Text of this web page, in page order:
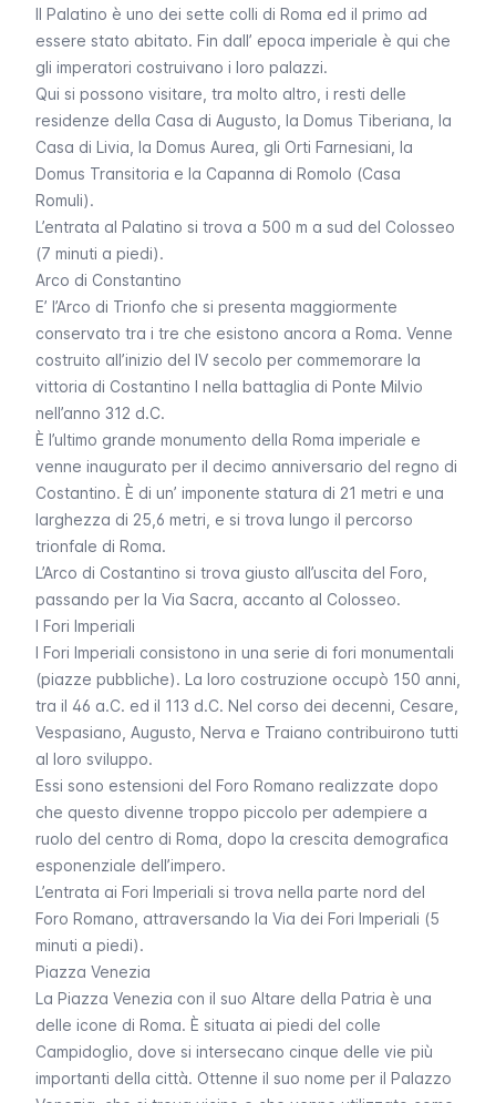
Il Palatino è uno dei sette colli di Roma ed il primo ad
essere stato abitato. Fin dall’ epoca imperiale è qui che
gli imperatori costruivano i loro palazzi.
Qui si possono visitare, tra molto altro, i resti delle
residenze della Casa di Augusto, la Domus Tiberiana, la
Casa di Livia, la Domus Aurea, gli Orti Farnesiani, la
Domus Transitoria e la Capanna di Romolo (Casa
Romuli).
L’entrata al Palatino si trova a 500 m a sud del Colosseo
(7 minuti a piedi).
Arco di Constantino
E’ l’Arco di Trionfo che si presenta maggiormente
conservato tra i tre che esistono ancora a Roma. Venne
costruito all’inizio del IV secolo per commemorare la
vittoria di Costantino I nella battaglia di Ponte Milvio
nell’anno 312 d.C.
È l’ultimo grande monumento della Roma imperiale e
venne inaugurato per il decimo anniversario del regno di
Costantino. È di un’ imponente statura di 21 metri e una
larghezza di 25,6 metri, e si trova lungo il percorso
trionfale di Roma.
L’Arco di Costantino si trova giusto all’uscita del Foro,
passando per la Via Sacra, accanto al Colosseo.
I Fori Imperiali
I Fori Imperiali consistono in una serie di fori monumentali
(piazze pubbliche). La loro costruzione occupò 150 anni,
tra il 46 a.C. ed il 113 d.C. Nel corso dei decenni, Cesare,
Vespasiano, Augusto, Nerva e Traiano contribuirono tutti
al loro sviluppo.
Essi sono estensioni del Foro Romano realizzate dopo
che questo divenne troppo piccolo per adempiere a
ruolo del centro di Roma, dopo la crescita demografica
esponenziale dell’impero.
L’entrata ai Fori Imperiali si trova nella parte nord del
Foro Romano, attraversando la Via dei Fori Imperiali (5
minuti a piedi).
Piazza Venezia
La Piazza Venezia con il suo Altare della Patria è una
delle icone di Roma. È situata ai piedi del colle
Campidoglio, dove si intersecano cinque delle vie più
importanti della città. Ottenne il suo nome per il Palazzo